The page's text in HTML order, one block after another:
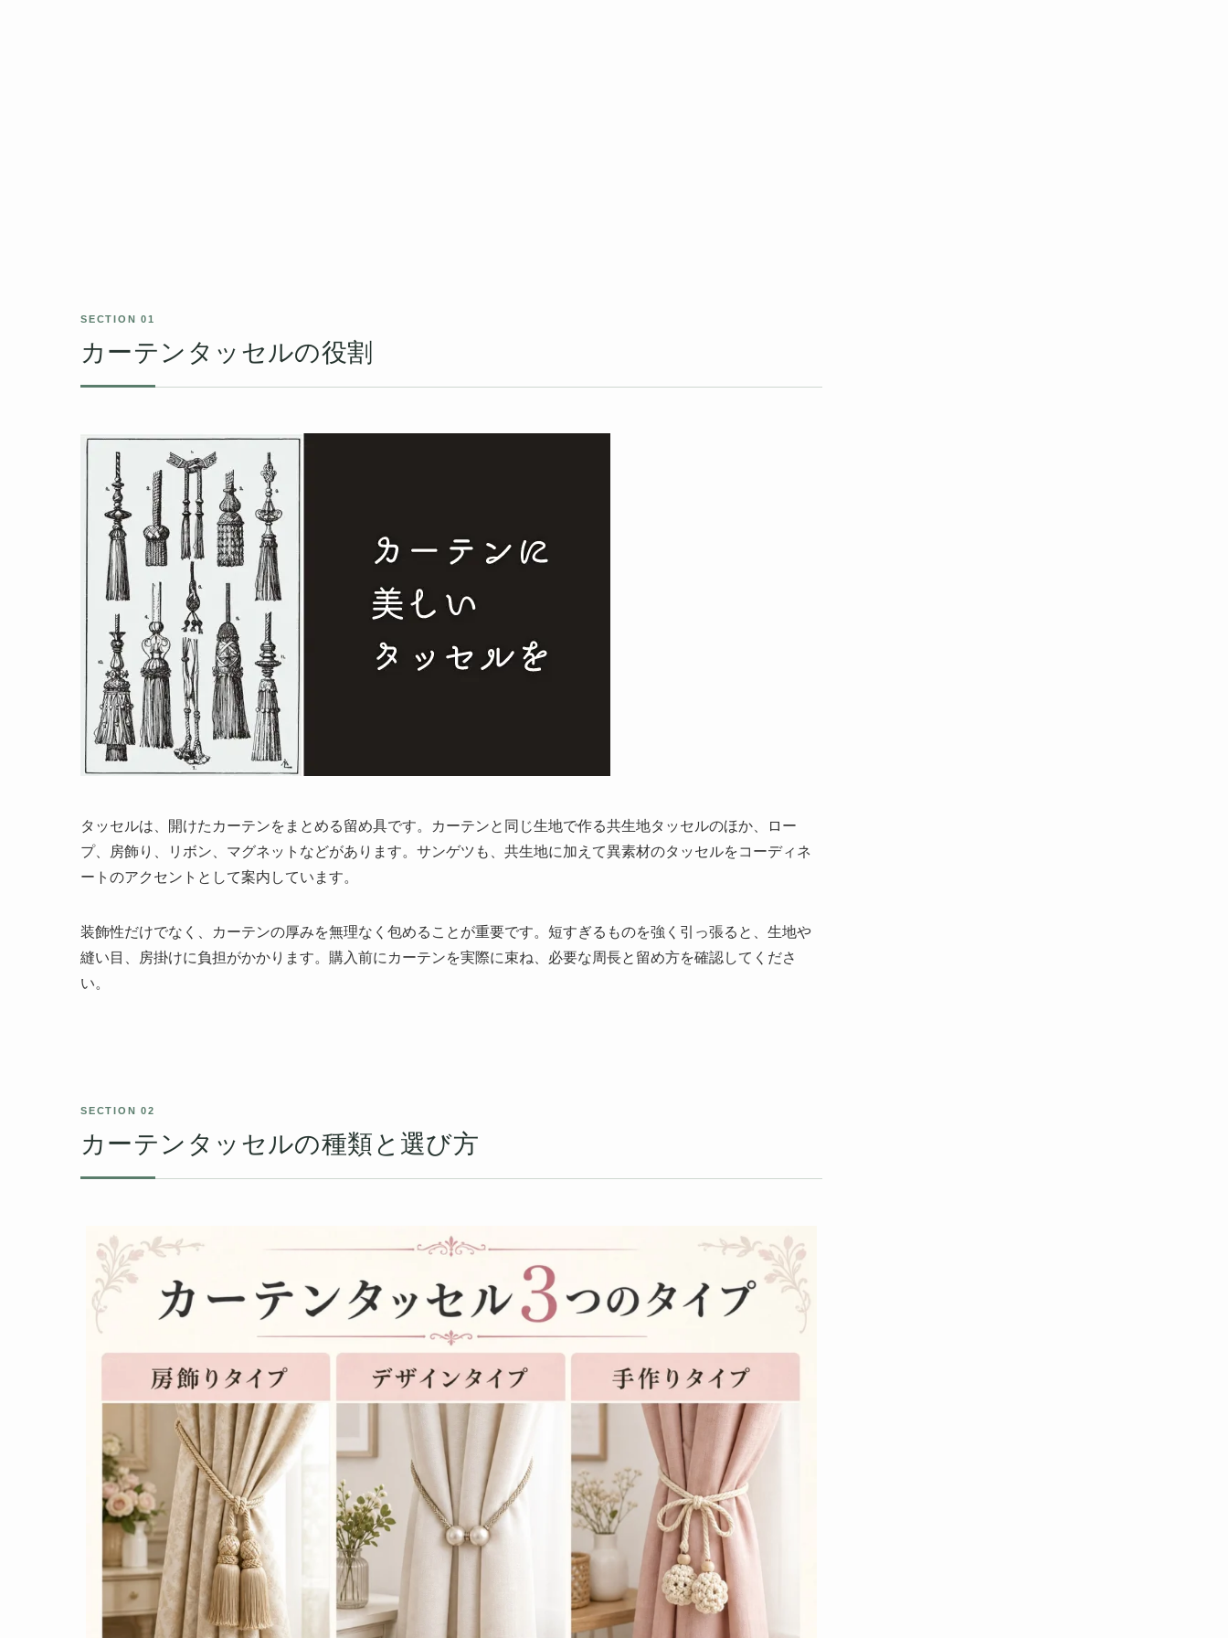
カーテンタッセルの役割
タッセルは、開けたカーテンをまとめる留め具です。カーテンと同じ生地で作る共生地タッセルのほか、ロー
プ、房飾り、リボン、マグネットなどがあります。サンゲツも、共生地に加えて異素材のタッセルをコーディネ
ートのアクセントとして案内しています。
装飾性だけでなく、カーテンの厚みを無理なく包めることが重要です。短すぎるものを強く引っ張ると、生地や
縫い目、房掛けに負担がかかります。購入前にカーテンを実際に束ね、必要な周長と留め方を確認してくださ
い。
カーテンタッセルの種類と選び方